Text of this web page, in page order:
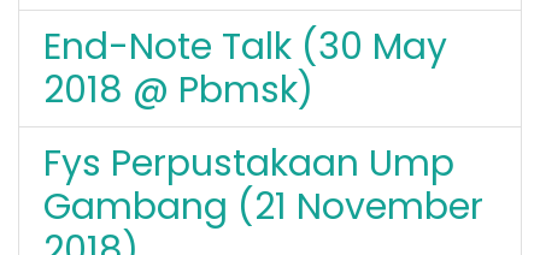
End-Note Talk (30 May
2018 @ Pbmsk)
Fys Perpustakaan Ump
Gambang (21 November